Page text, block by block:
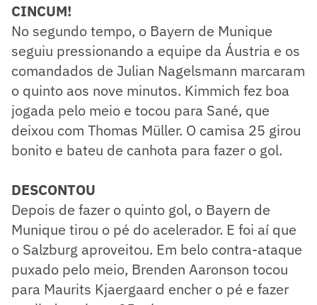
CINCUM!
No segundo tempo, o Bayern de Munique
seguiu pressionando a equipe da Áustria e os
comandados de Julian Nagelsmann marcaram
o quinto aos nove minutos. Kimmich fez boa
jogada pelo meio e tocou para Sané, que
deixou com Thomas Müller. O camisa 25 girou
bonito e bateu de canhota para fazer o gol.
DESCONTOU
Depois de fazer o quinto gol, o Bayern de
Munique tirou o pé do acelerador. E foi aí que
o Salzburg aproveitou. Em belo contra-ataque
puxado pelo meio, Brenden Aaronson tocou
para Maurits Kjaergaard encher o pé e fazer